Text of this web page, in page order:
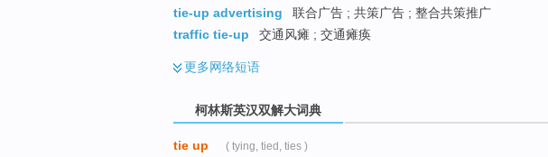
tie-up advertising
联合广告 ; 共策广告 ; 整合共策推广
traffic tie-up
交通风瘫 ; 交通瘫痪
更多网络短语
柯林斯英汉双解大词典
tie up ( tying, tied, ties )